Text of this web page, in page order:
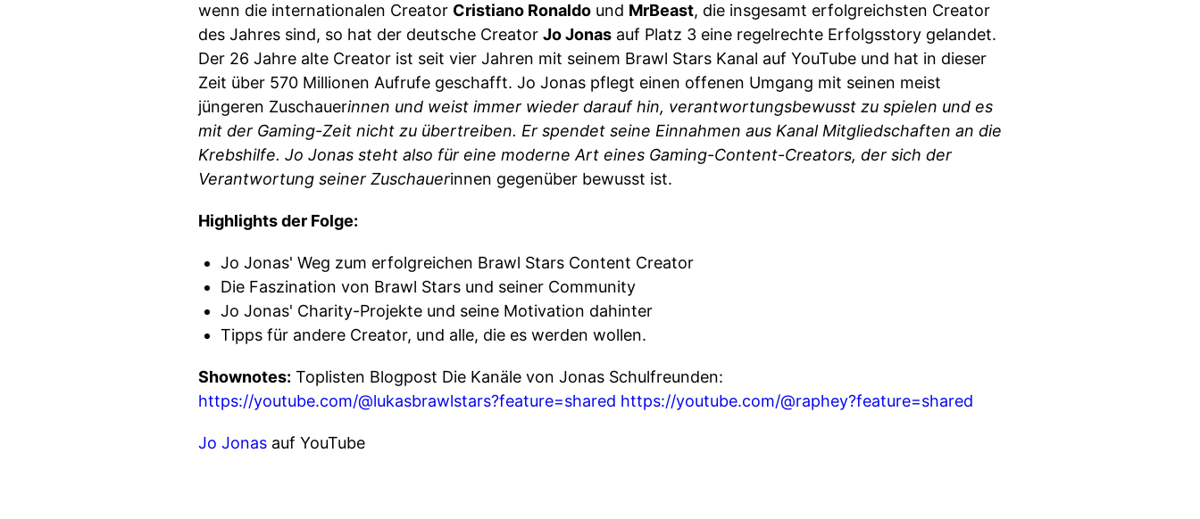
wenn die internationalen Creator Cristiano Ronaldo und MrBeast, die insgesamt erfolgreichsten Creator
des Jahres sind, so hat der deutsche Creator Jo Jonas auf Platz 3 eine regelrechte Erfolgsstory gelandet.
Der 26 Jahre alte Creator ist seit vier Jahren mit seinem Brawl Stars Kanal auf YouTube und hat in dieser
Zeit über 570 Millionen Aufrufe geschafft. Jo Jonas pflegt einen offenen Umgang mit seinen meist
jüngeren Zuschauerinnen und weist immer wieder darauf hin, verantwortungsbewusst zu spielen und es
mit der Gaming-Zeit nicht zu übertreiben. Er spendet seine Einnahmen aus Kanal Mitgliedschaften an die
Krebshilfe. Jo Jonas steht also für eine moderne Art eines Gaming-Content-Creators, der sich der
Verantwortung seiner Zuschauerinnen gegenüber bewusst ist.
Highlights der Folge:
Jo Jonas' Weg zum erfolgreichen Brawl Stars Content Creator
Die Faszination von Brawl Stars und seiner Community
Jo Jonas' Charity-Projekte und seine Motivation dahinter
Tipps für andere Creator, und alle, die es werden wollen.
Shownotes: Toplisten Blogpost Die Kanäle von Jonas Schulfreunden:
https://youtube.com/@lukasbrawlstars?feature=shared https://youtube.com/@raphey?feature=shared
Jo Jonas auf YouTube